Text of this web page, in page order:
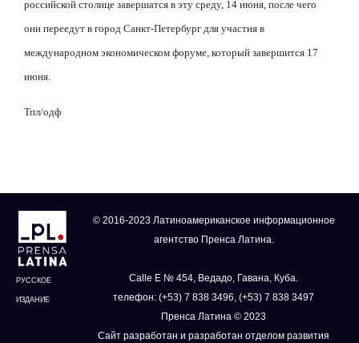
российской столице завершатся в эту среду, 14 июня, после чего
они переедут в город Санкт-Петербург для участия в
международном экономическом форуме, который завершится 17
июня.
Тпл/одф
РУССКОЕ
ИЗДАНИЕ
© 2016-2023 Латиноамериканское информационное
агентство Пренса Латина.
Calle E № 454, Ведадо, Гавана, Куба.
телефон: (+53) 7 838 3496, (+53) 7 838 3497
Пренса Латина © 2023
Сайт разработан и разработан отделом развития